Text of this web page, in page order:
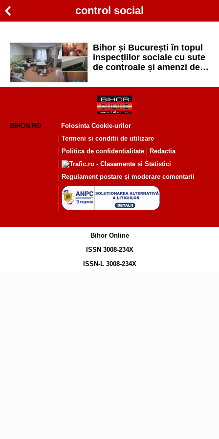
control social
Bihor și București în topul
inspecțiilor sociale cu sute
de controale și amenzi de
BIHON.RO
Folosinta Cookie-urilor
Termeni si conditii de utilizare
Politica de confidentialitate
Redactia
Regulament postare și moderare comentarii
Bihor Online
ISSN 3008-234X
ISSN-L 3008-234X